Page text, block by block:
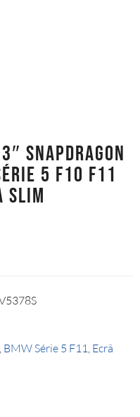
Snapdragon
5 F10 F11
Slim
, BMW Série 5 F11, Ecrã